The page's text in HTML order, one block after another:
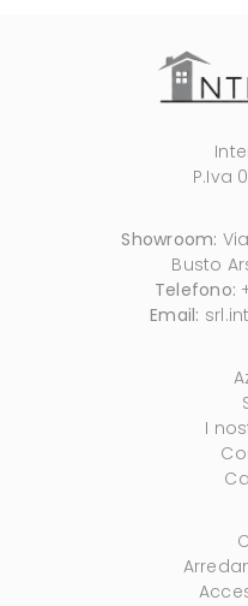
P.Iva
Showroom:
Busto
Telefono:
Email:
I